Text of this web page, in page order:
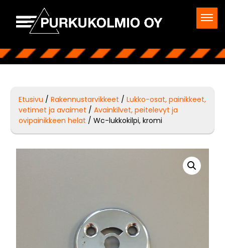
Etusivu /Rakennustarvikkeet /Lukko-osat, painikkeet,
vetimet ja avaimet /Avainkilvet, peitelevyt ja
ovipainikkeen helat / Wc-lukkokilpi, kromi